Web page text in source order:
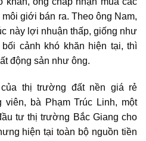
giới bán ra. Theo ông Nam,
này lợi nhuận thấp, giống như
cảnh khó khăn hiện tại, thì
động sản như ông.
thị trường đất nền giá rẻ
bà Phạm Trúc Linh, một
tư thị trường Bắc Giang cho
hiện tại toàn bộ nguồn tiền